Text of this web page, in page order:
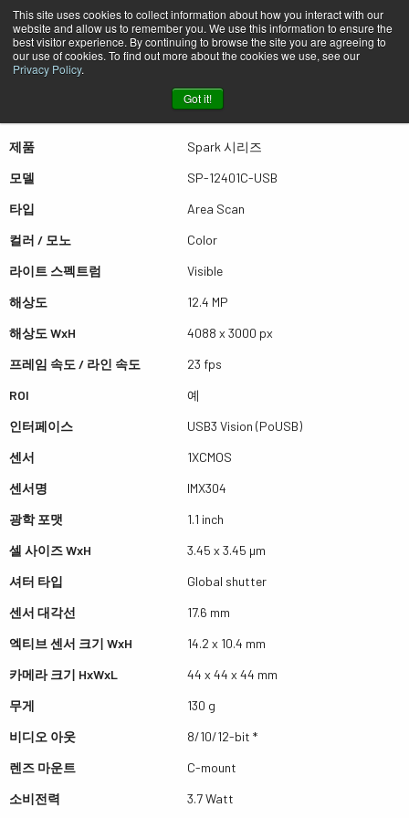
This site uses cookies to collect information about how you interact with our
website and allow us to remember you. We use this information to ensure the
best visitor experience. By continuing to browse the site you are agreeing to
our use of cookies. To find out more about the cookies we use, see our
Privacy Policy.
Got it!
퀵뷰 SP-12401C-USB
더많은 결과를 보시려면 스크롤하세요
제품
Spark 시리즈
모델
SP-12401C-USB
타입
Area Scan
컬러 / 모노
Color
라이트 스펙트럼
Visible
해상도
12.4 MP
해상도 WxH
4088 x 3000 px
프레임 속도 / 라인 속도
23 fps
ROI
예
인터페이스
USB3 Vision (PoUSB)
센서
1XCMOS
센서명
IMX304
광학 포맷
1.1 inch
셀 사이즈 WxH
3.45 x 3.45 µm
셔터 타입
Global shutter
센서 대각선
17.6 mm
엑티브 센서 크기 WxH
14.2 x 10.4 mm
카메라 크기 HxWxL
44 x 44 x 44 mm
무게
130 g
비디오 아웃
8/10/12-bit *
렌즈 마운트
C-mount
소비전력
3.7 Watt